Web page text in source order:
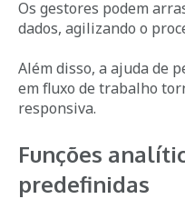
Os gestores podem
dados, agilizando o
Além disso, a ajuda de
em fluxo de trabalho
responsiva.
Funções
predefinidas